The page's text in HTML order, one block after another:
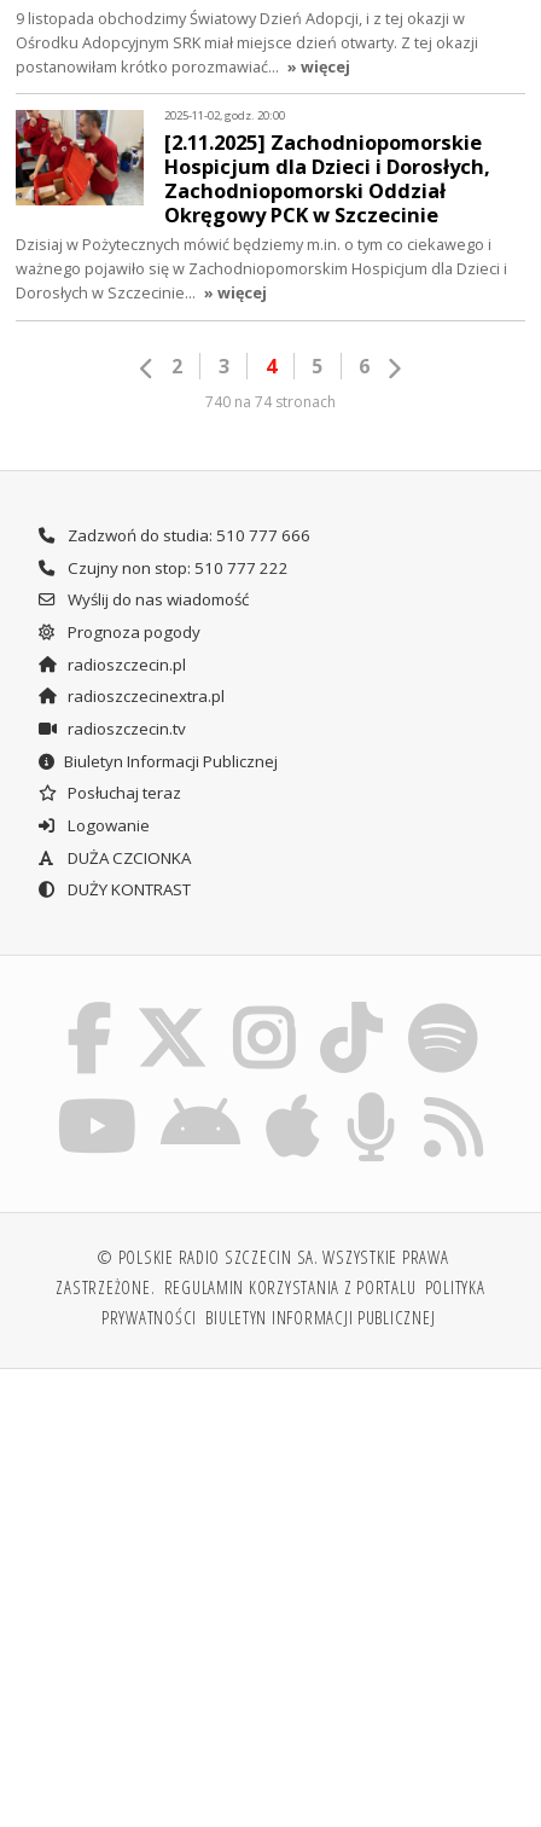
9 listopada obchodzimy Światowy Dzień Adopcji, i z tej okazji w
Ośrodku Adopcyjnym SRK miał miejsce dzień otwarty. Z tej okazji
postanowiłam krótko porozmawiać… » więcej
2025-11-02, godz. 20:00
[2.11.2025] Zachodniopomorskie
Hospicjum dla Dzieci i Dorosłych,
Zachodniopomorski Oddział
Okręgowy PCK w Szczecinie
Dzisiaj w Pożytecznych mówić będziemy m.in. o tym co ciekawego i
ważnego pojawiło się w Zachodniopomorskim Hospicjum dla Dzieci i
Dorosłych w Szczecinie… » więcej
2 3 4 5 6
740 na 74 stronach
Zadzwoń do studia: 510 777 666
Czujny non stop: 510 777 222
Wyślij do nas wiadomość
Prognoza pogody
radioszczecin.pl
radioszczecinextra.pl
radioszczecin.tv
Biuletyn Informacji Publicznej
Posłuchaj teraz
Logowanie
DUŻA CZCIONKA
DUŻY KONTRAST
© POLSKIE RADIO SZCZECIN SA. WSZYSTKIE PRAWA
ZASTRZEŻONE. REGULAMIN KORZYSTANIA Z PORTALU POLITYKA
PRYWATNOŚCI BIULETYN INFORMACJI PUBLICZNEJ